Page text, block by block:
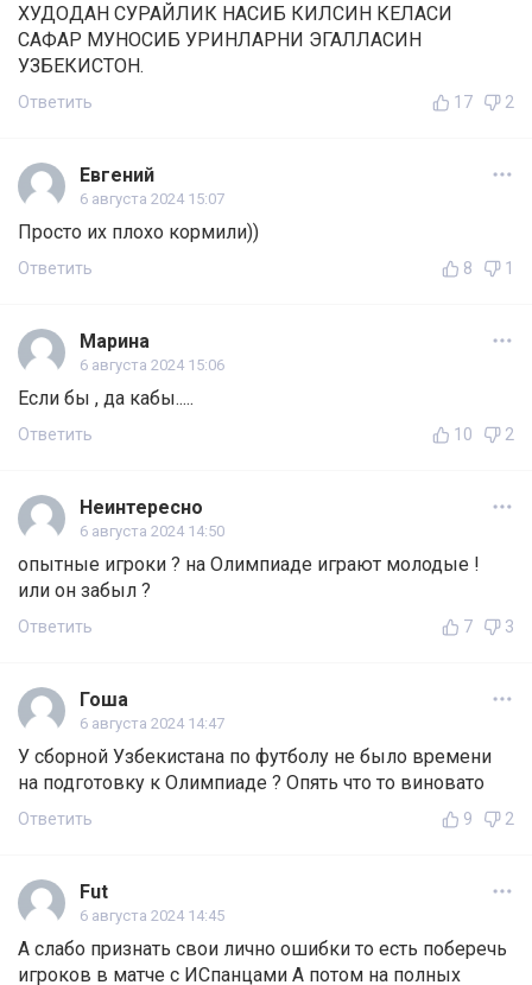
ХУДОДАН СУРАЙЛИК НАСИБ КИЛСИН КЕЛАСИ
САФАР МУНОСИБ УРИНЛАРНИ ЭГАЛЛАСИН
УЗБЕКИСТОН.
Ответить 17 2
Евгений
6 августа 2024 15:07
Просто их плохо кормили))
Ответить 8 1
Марина
6 августа 2024 15:06
Если бы , да кабы.....
Ответить 10 2
Неинтересно
6 августа 2024 14:50
опытные игроки ? на Олимпиаде играют молодые !
или он забыл ?
Ответить 7 3
Гоша
6 августа 2024 14:47
У сборной Узбекистана по футболу не было времени
на подготовку к Олимпиаде ? Опять что то виновато
Ответить 9 2
Fut
6 августа 2024 14:45
А слабо признать свои лично ошибки то есть поберечь
игроков в матче с ИСпанцами А потом на полных